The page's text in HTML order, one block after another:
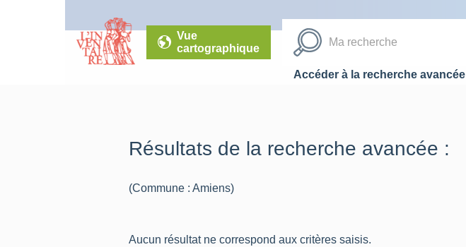
Vue
cartographique
Accéder à la recherche avancée
Résultats de la recherche avancée :
(Commune : Amiens)
Aucun résultat ne correspond aux critères saisis.